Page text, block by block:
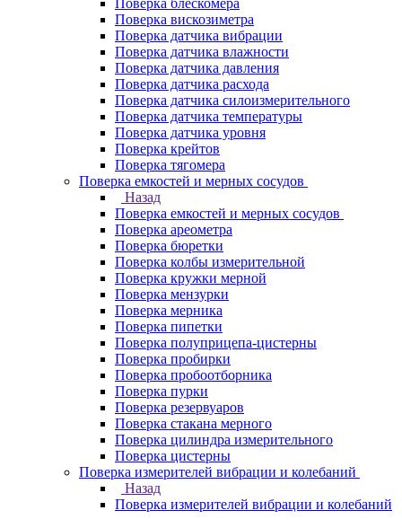
Поверка блескомера
Поверка вискозиметра
Поверка датчика вибрации
Поверка датчика влажности
Поверка датчика давления
Поверка датчика расхода
Поверка датчика силоизмерительного
Поверка датчика температуры
Поверка датчика уровня
Поверка крейтов
Поверка тягомера
Поверка емкостей и мерных сосудов
Назад
Поверка емкостей и мерных сосудов
Поверка ареометра
Поверка бюретки
Поверка колбы измерительной
Поверка кружки мерной
Поверка мензурки
Поверка мерника
Поверка пипетки
Поверка полуприцепа-цистерны
Поверка пробирки
Поверка пробоотборника
Поверка пурки
Поверка резервуаров
Поверка стакана мерного
Поверка цилиндра измерительного
Поверка цистерны
Поверка измерителей вибрации и колебаний
Назад
Поверка измерителей вибрации и колебаний